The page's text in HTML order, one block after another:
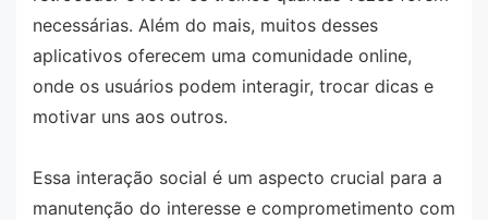
necessárias. Além do mais, muitos desses
aplicativos oferecem uma comunidade online,
onde os usuários podem interagir, trocar dicas e
motivar uns aos outros.
Essa interação social é um aspecto crucial para a
manutenção do interesse e comprometimento com